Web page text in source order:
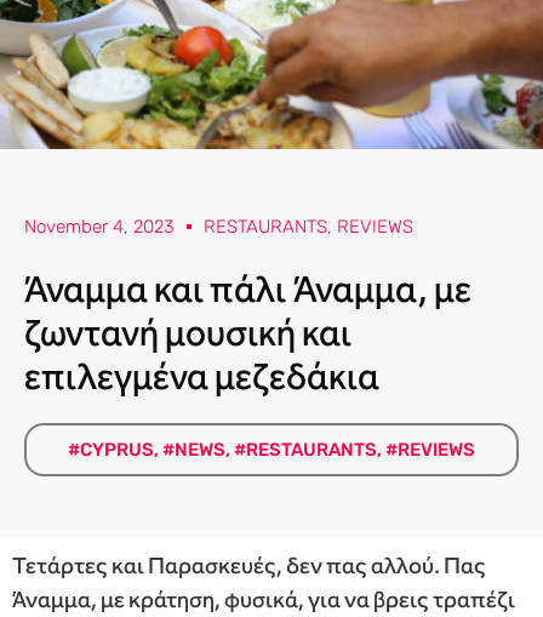
November 4, 2023 RESTAURANTS, REVIEWS
Άναμμα και πάλι Άναμμα, με
ζωντανή μουσική και
επιλεγμένα μεζεδάκια
#CYPRUS, #NEWS, #RESTAURANTS, #REVIEWS
Τετάρτες και Παρασκευές, δεν πας αλλού. Πας
Άναμμα, με κράτηση, φυσικά, για να βρεις τραπέζι